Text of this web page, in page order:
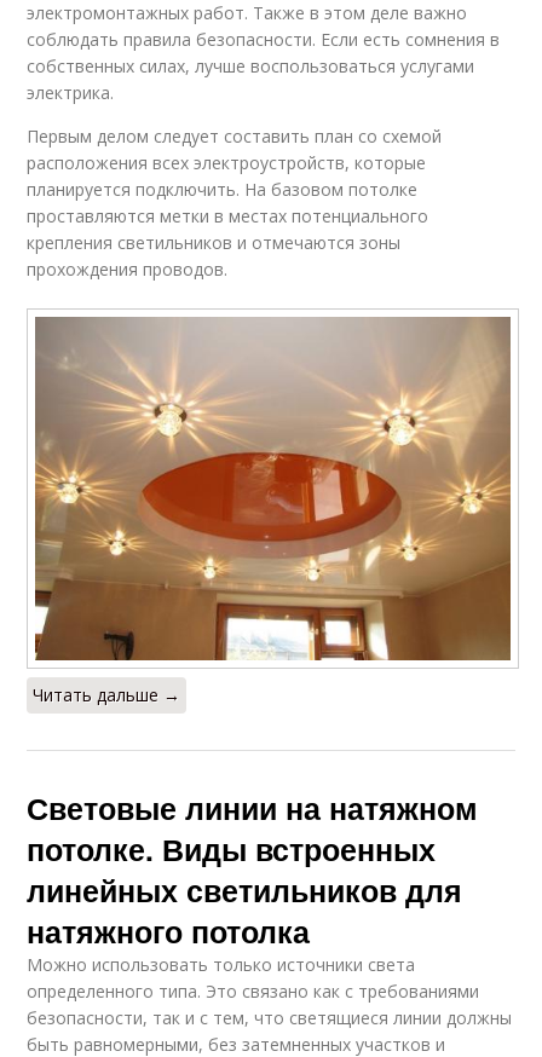
электромонтажных работ. Также в этом деле важно
соблюдать правила безопасности. Если есть сомнения в
собственных силах, лучше воспользоваться услугами
электрика.
Первым делом следует составить план со схемой
расположения всех электроустройств, которые
планируется подключить. На базовом потолке
проставляются метки в местах потенциального
крепления светильников и отмечаются зоны
прохождения проводов.
Читать дальше →
Световые линии на натяжном
потолке. Виды встроенных
линейных светильников для
натяжного потолка
Можно использовать только источники света
определенного типа. Это связано как с требованиями
безопасности, так и с тем, что светящиеся линии должны
быть равномерными, без затемненных участков и